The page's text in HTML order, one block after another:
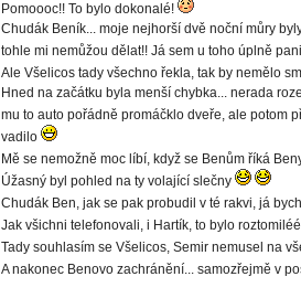
Pomoooc!! To bylo dokonalé!
Chudák Beník... moje nejhorší dvě noční můry
tohle mi nemůžou dělat!! Já sem u toho úplně
Ale Všelicos tady všechno řekla, tak by nemělo
Hned na začátku byla menší chybka... nerada
mu to auto pořádně promáčklo dveře, ale potom
vadilo
Mě se nemožně moc líbí, když se Benům říká
Úžasný byl pohled na ty volající slečny
Chudák Ben, jak se pak probudil v té rakvi, já
Jak všichni telefonovali, i Hartík, to bylo
Tady souhlasím se Všelicos, Semir nemusel na
A nakonec Benovo zachránění... samozřejmě v